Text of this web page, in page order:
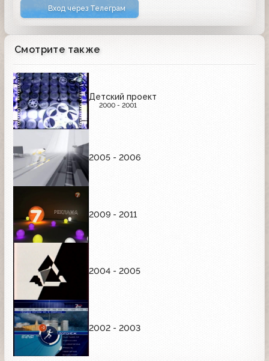
Вход через Телеграм
Смотрите также
Детский проект
2000 - 2001
2005 - 2006
2009 - 2011
2004 - 2005
2002 - 2003